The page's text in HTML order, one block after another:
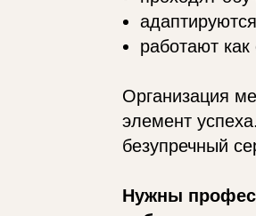
работают
Организация
элемент
безупречный
Нужны